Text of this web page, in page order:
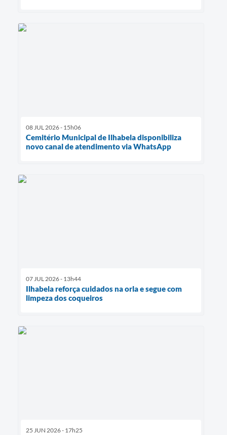
08 JUL 2026 - 15h06
Cemitério Municipal de Ilhabela disponibiliza
novo canal de atendimento via WhatsApp
07 JUL 2026 - 13h44
Ilhabela reforça cuidados na orla e segue com
limpeza dos coqueiros
25 JUN 2026 - 17h25